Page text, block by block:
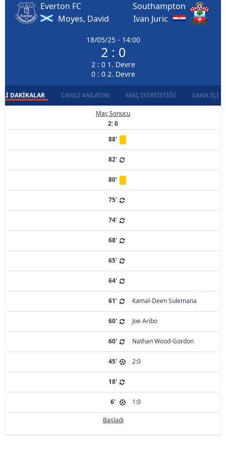
Everton FC
Moyes, David
18/05/25 - 14:00
2 : 0
2 : 0 1. Devre
0 : 0 2. Devre
Southampton
Ivan Juric
DAKIKALAR CANLI ANLATIM MAÇ İSTATISTIĞI SAHA İÇI
Maç Sonucu
2: 0
88'
82'
80'
75'
74'
68'
65'
64'
61' Kamal-Deen Sulemana
60' Joe Aribo
60' Nathan Wood-Gordon
45' 2:0
18'
6' 1:0
Başladı